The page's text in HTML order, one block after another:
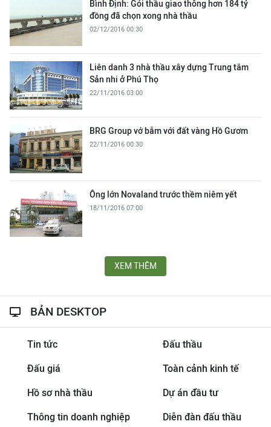
Bình Định: Gói thầu giao thông hơn 184 tỷ
đồng đã chọn xong nhà thầu
02/12/2016 00:30
Liên danh 3 nhà thầu xây dựng Trung tâm
Sản nhi ở Phú Thọ
22/11/2016 03:00
BRG Group vớ bẫm với đất vàng Hồ Gươm
22/11/2016 00:30
Ông lớn Novaland trước thềm niêm yết
18/11/2016 07:00
XEM THÊM
BẢN DESKTOP
Tin tức Đấu thầu
Đấu giá Toàn cảnh kinh tế
Hồ sơ nhà thầu Dự án đầu tư
Thông tin doanh nghiệp Diễn đàn đấu thầu